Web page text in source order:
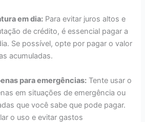
em dia: Para evitar juros altos e
de crédito, é essencial pagar a
Se possível, opte por pagar o valor
acumuladas.
para emergências: Tente usar o
em situações de emergência ou
que você sabe que pode pagar.
o uso e evitar gastos